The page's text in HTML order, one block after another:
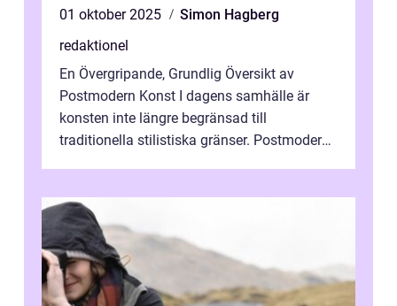
01 oktober 2025
Simon Hagberg
redaktionel
En Övergripande, Grundlig Översikt av
Postmodern Konst I dagens samhälle är
konsten inte längre begränsad till
traditionella stilistiska gränser. Postmodern